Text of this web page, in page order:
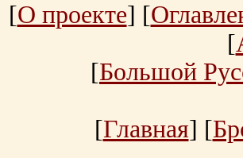
[О проекте] [
[
[Большой
[Главная] [